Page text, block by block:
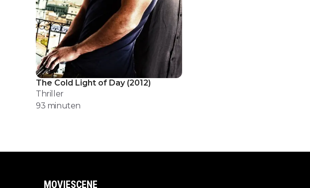
The Cold Light of Day(2012)
Thriller
93 minuten
MOVIESCENE